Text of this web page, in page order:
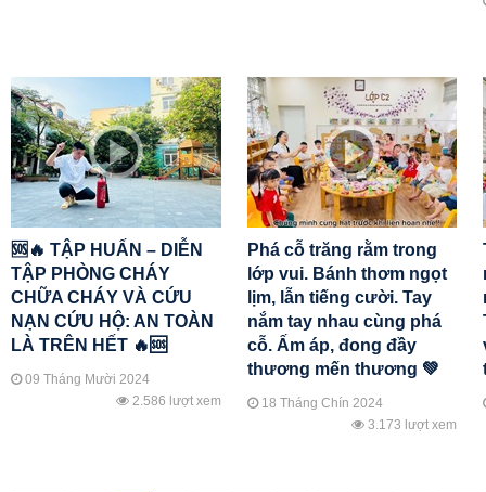
🆘🔥 TẬP HUẤN – DIỄN
TẬP PHÒNG CHÁY
CHỮA CHÁY VÀ CỨU
NẠN CỨU HỘ: AN TOÀN
LÀ TRÊN HẾT 🔥🆘
09 Tháng Mười 2024
2.586 lượt xem
Phá cỗ trăng rằm trong
lớp vui. Bánh thơm ngọt
lịm, lẫn tiếng cười. Tay
nắm tay nhau cùng phá
cỗ. Ấm áp, đong đầy
thương mến thương 💚
18 Tháng Chín 2024
3.173 lượt xem